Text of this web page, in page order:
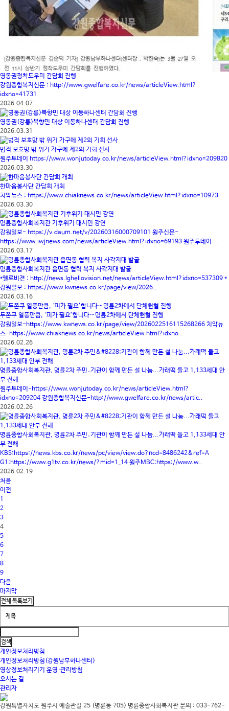
영동권정착도우미 간담회 진행
강원종합복지신문 : http://www.gwelfare.co.kr/news/articleView.html?
idxno=41731
2026.04.07
영동권(강릉)북향민 대상 이동하나센터 간담회 진행
2026.03.31
법적 보호망 밖 위기 가구에 제2의 기회 선사
원주투데이 https://www.wonjutoday.co.kr/news/articleView.html?idxno=209820
2026.03.30
한마음봉사단 간담회 개최
치악뉴스 : https://www.chiaknews.co.kr/news/articleView.html?idxno=10973
2026.03.30
명륜종합사회복지관 기후위기 대시민 강연
강원일보- https://v.daum.net/v/20260316000709101 원주신문-
https://www.iwjnews.com/news/articleView.html?idxno=69193 원주투데이-..
2026.03.17
명륜종합사회복지관 읍면동 협력 복지 사각지대 발굴
*헬로비젼 : http://news.lghellovision.net/news/articleView.html?idxno=537309 *
강원일보 : https://www.kwnews.co.kr/page/view/2026..
2026.03.16
두쫀쿠 열풍만큼, ‘피가 필요’합니다…명륜2차에서 단체헌혈 진행
강원일보-https://www.kwnews.co.kr/page/view/2026022516115268266 치악뉴
스-https://www.chiaknews.co.kr/news/articleView.html?idxno..
2026.02.26
명륜종합사회복지관, 명륜2차 주민․기관이 함께 만든 설 나눔...가래떡 들고 1,133세대 안
부 전해
원주투데이-https://www.wonjutoday.co.kr/news/articleView.html?
idxno=209204 강원종합복지신문-http://www.gwelfare.co.kr/news/artic..
2026.02.26
명륜종합사회복지관, 명륜2차 주민․기관이 함께 만든 설 나눔...가래떡 들고 1,133세대 안
부 전해
KBS:https://news.kbs.co.kr/news/pc/view/view.do?ncd=8486242&ref=A
G1:https://www.g1tv.co.kr/news/?mid=1_14 원주MBC:https://www.w..
2026.02.19
처음
이전
1
2
3
4
5
6
7
8
9
다음
마지막
개인정보처리방침
개인정보처리방침(강원남부하나센터)
영상정보처리기기 운영·관리방침
오시는 길
관리자
강원특별자치도 원주시 예술관길 25 (명륜동 705) 명륜종합사회복지관 문의 : 033-762-